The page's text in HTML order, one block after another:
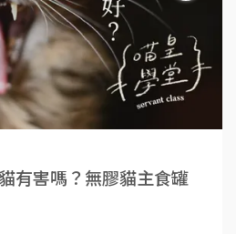
有害嗎？無膠貓主食罐